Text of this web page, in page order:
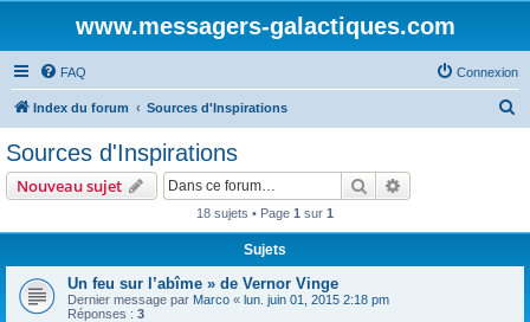
www.messagers-galactiques.com
FAQ Connexion
Index du forum Sources d'Inspirations
Sources d'Inspirations
Nouveau sujet Rechercher
18 sujets • Page 1 sur 1
Sujets
Un feu sur l’abîme » de Vernor Vinge
Dernier message par Marco « lun. juin 01, 2015 2:18 pm
Réponses : 3